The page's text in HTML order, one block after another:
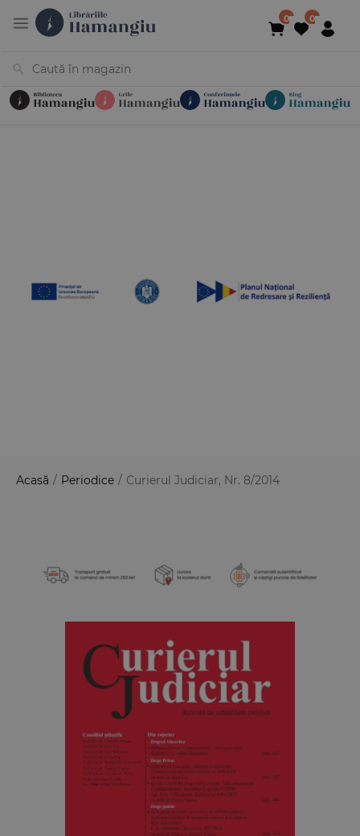
Acasă / Periodice / Curierul Judiciar, Nr. 8/2014